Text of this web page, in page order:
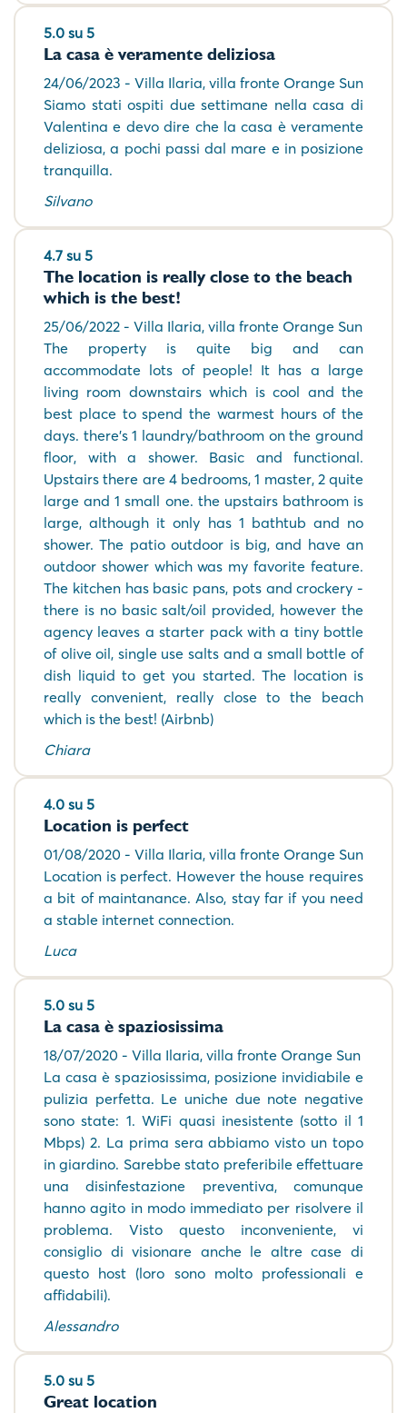
5.0 su 5
La casa è veramente deliziosa
24/06/2023 - Villa Ilaria, villa fronte Orange Sun
Siamo stati ospiti due settimane nella casa di
Valentina e devo dire che la casa è veramente
deliziosa, a pochi passi dal mare e in posizione
tranquilla.
Silvano
4.7 su 5
The location is really close to the beach
which is the best!
25/06/2022 - Villa Ilaria, villa fronte Orange Sun
The property is quite big and can
accommodate lots of people! It has a large
living room downstairs which is cool and the
best place to spend the warmest hours of the
days. there’s 1 laundry/bathroom on the ground
floor, with a shower. Basic and functional.
Upstairs there are 4 bedrooms, 1 master, 2 quite
large and 1 small one. the upstairs bathroom is
large, although it only has 1 bathtub and no
shower. The patio outdoor is big, and have an
outdoor shower which was my favorite feature.
The kitchen has basic pans, pots and crockery -
there is no basic salt/oil provided, however the
agency leaves a starter pack with a tiny bottle
of olive oil, single use salts and a small bottle of
dish liquid to get you started. The location is
really convenient, really close to the beach
which is the best! (Airbnb)
Chiara
4.0 su 5
Location is perfect
01/08/2020 - Villa Ilaria, villa fronte Orange Sun
Location is perfect. However the house requires
a bit of maintanance. Also, stay far if you need
a stable internet connection.
Luca
5.0 su 5
La casa è spaziosissima
18/07/2020 - Villa Ilaria, villa fronte Orange Sun
La casa è spaziosissima, posizione invidiabile e
pulizia perfetta. Le uniche due note negative
sono state: 1. WiFi quasi inesistente (sotto il 1
Mbps) 2. La prima sera abbiamo visto un topo
in giardino. Sarebbe stato preferibile effettuare
una disinfestazione preventiva, comunque
hanno agito in modo immediato per risolvere il
problema. Visto questo inconveniente, vi
consiglio di visionare anche le altre case di
questo host (loro sono molto professionali e
affidabili).
Alessandro
5.0 su 5
Great location